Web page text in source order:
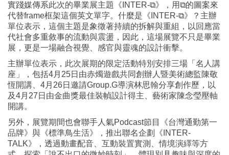
實踐媒傳系此次的畢業展主題《INTER-⧉》，用⧉的圖案來
代替frame框架這個英文單字。什麼是《INTER-⧉》？主辦
單位表示，這個主題是象徵著持續的拆解與重組，以回應當
代社會多重敘事的流動與震盪，因此，這場展覽不只是畢業
展，更是一場融合視覺、感官與靈魂的設計衝擊。
主辦單位表示，此次展期的限定活動特別安排三場「名人講
座」，包括4月25日由赤燭遊戲共同創辦人暨美術總監陳敬
恆開講、4月26日邀請Group.G導演林思翰分享創作歷，以
及4月27日由金曲獎最佳裝幀設計得主、藝術家陳念瑩壓軸
開講。
另外，展覽期間也會聯手人氣Podcast節目《台灣通勤第一
品牌》與《標準鳥生活》，推出聯名企劃《INTER-
TALK》，透過動畫配音、互動裝置實測、情境演繹等方